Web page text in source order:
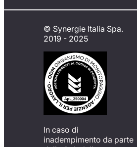
© Synergie Italia Spa.
2019 - 2025
In caso di
inadempimento da parte